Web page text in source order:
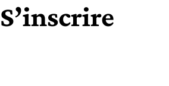
S’inscrire